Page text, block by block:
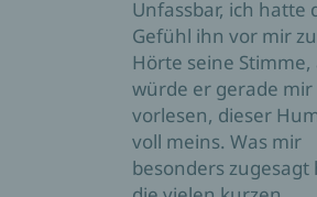
Unfassbar, ich hatte
Gefühl ihn vor mir
Hörte seine Stimme,
würde er gerade mir
vorlesen, dieser
voll meins. Was mir
besonders zugesagt